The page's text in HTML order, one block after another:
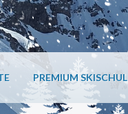
PREMIUM